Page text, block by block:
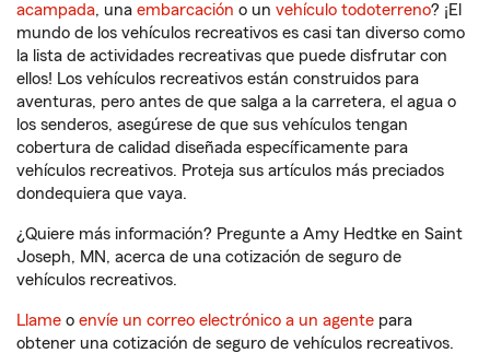
acampada, una embarcación o un vehículo todoterreno? ¡El
mundo de los vehículos recreativos es casi tan diverso como
la lista de actividades recreativas que puede disfrutar con
ellos! Los vehículos recreativos están construidos para
aventuras, pero antes de que salga a la carretera, el agua o
los senderos, asegúrese de que sus vehículos tengan
cobertura de calidad diseñada específicamente para
vehículos recreativos. Proteja sus artículos más preciados
dondequiera que vaya.
¿Quiere más información? Pregunte a Amy Hedtke en Saint
Joseph, MN, acerca de una cotización de seguro de
vehículos recreativos.
Llame o envíe un correo electrónico a un agente para
obtener una cotización de seguro de vehículos recreativos.